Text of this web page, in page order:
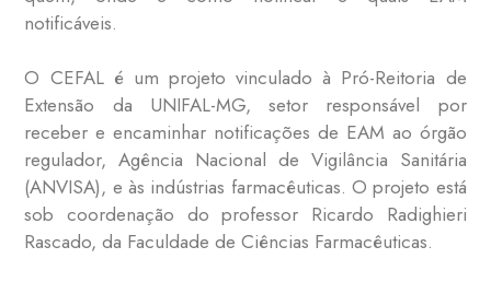
notificáveis.
O CEFAL é um projeto vinculado à Pró-Reitoria de
Extensão da UNIFAL-MG, setor responsável por
receber e encaminhar notificações de EAM ao órgão
regulador, Agência Nacional de Vigilância Sanitária
(ANVISA), e às indústrias farmacêuticas. O projeto está
sob coordenação do professor Ricardo Radighieri
Rascado, da Faculdade de Ciências Farmacêuticas.